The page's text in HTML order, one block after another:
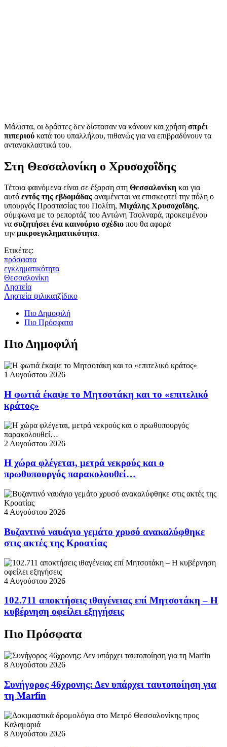
Μάλιστα, οι δράστες δεν δίστασαν να κάνουν και χρήση σπρέι
πιπεριού κατά του υπαλλήλου, πιθανώς για να επιβραδύνουν τα
αντανακλαστικά του.
Στη Θεσσαλονίκη ο Χρυσοχοΐδης
Τέτοια φαινόμενα είναι σε έξαρση στη Θεσσαλονίκη και για
αυτό εντός της εβδομάδας αναμένεται να επισκεφτεί την πόλη ο
υπουργός Προστασίας του Πολίτη, Μιχάλης Χρυσοχοΐδης,
σύμφωνα με το ρεπορτάζ του Αντώνη Τσολναρά, προκειμένου
να συζητήσει ένα καινούριο σχέδιο που θα αφορά
την μικροεγκληματικότητα.
Ετικέτες:
πρόσφατα
εγκληματικότητα
Θεσσαλονίκη
Ληστεία
Ληστεία ψιλικατζίδικο
Πιο Δημοφιλή
Πιο Πρόσφατα
Πιο Δημοφιλή
1 Αυγούστου 2026
Η φωτιά έκαψε το Μητσοτάκη και το «επιτελικό
κράτος»
2 Αυγούστου 2026
Η χώρα φλέγεται, μετρά νεκρούς και ο
πρωθυπουργός παρακολουθεί…
4 Αυγούστου 2026
Βυζαντινό ναυάγιο γεμάτο χρυσό ανακαλύφθηκε
στις ακτές της Κροατίας
4 Αυγούστου 2026
102.711 αποκτήσεις ιθαγένειας επί Μητσοτάκη – Η
κυβέρνηση οφείλει εξηγήσεις
Πιο Πρόσφατα
8 Αυγούστου 2026
Συνήγορος 46χρονης: Δεν υπάρχει ταυτοποίηση για
τη Marfin
8 Αυγούστου 2026